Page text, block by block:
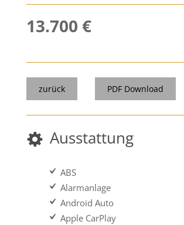
13.700 €
zurück PDF Download
Ausstattung
ABS
Alarmanlage
Android Auto
Apple CarPlay